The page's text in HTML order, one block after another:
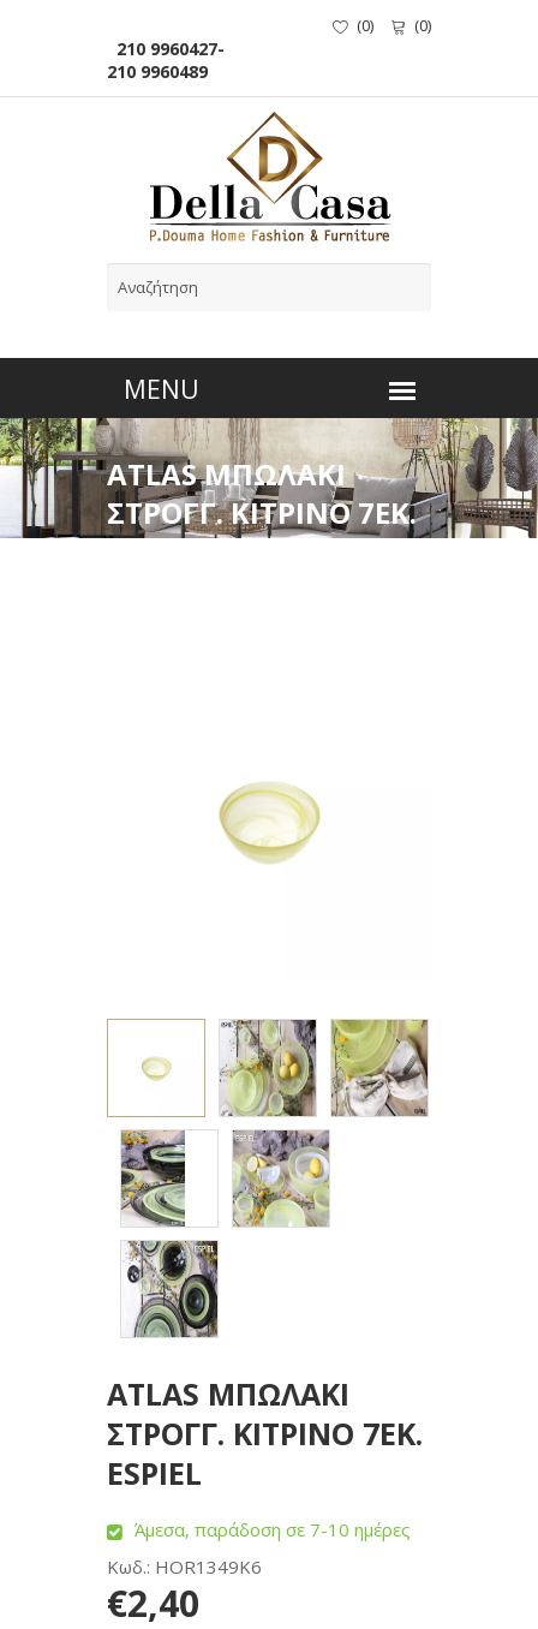
210 9960427-
210 9960489
(0) (0)
ATLAS ΜΠΩΛΑΚΙ
ΣΤΡΟΓΓ. ΚΙΤΡΙΝΟ 7ΕΚ.
ATLAS ΜΠΩΛΑΚΙ
ΣΤΡΟΓΓ. ΚΙΤΡΙΝΟ 7ΕΚ.
ESPIEL
Άμεσα, παράδοση σε 7-10 ημέρες
Κωδ.: HOR1349K6
€2,40